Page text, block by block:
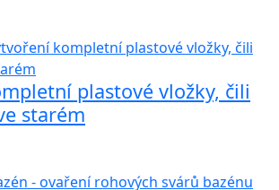
plastové vložky, čili
starém